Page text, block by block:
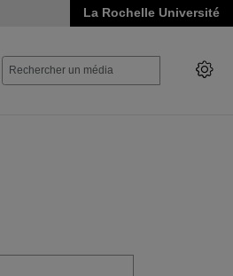
La Rochelle Université